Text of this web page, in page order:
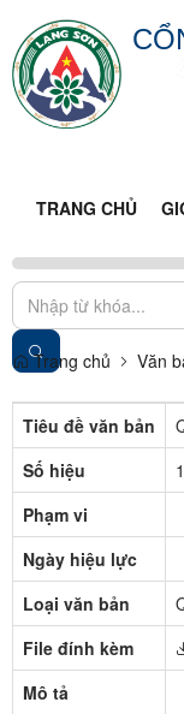
TRANG CHỦ
Trang chủ Văn
Tiêu đề văn bản
Số hiệu
Phạm vi
Ngày hiệu lực
Loại văn bản
File đính kèm
Mô tả